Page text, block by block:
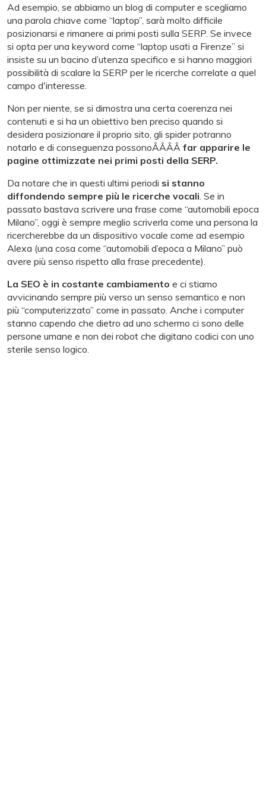
Ad esempio, se abbiamo un blog di computer e scegliamo
una parola chiave come “laptop”, sarà molto difficile
posizionarsi e rimanere ai primi posti sulla SERP. Se invece
si opta per una keyword come “laptop usati a Firenze” si
insiste su un bacino d’utenza specifico e si hanno maggiori
possibilità di scalare la SERP per le ricerche correlate a quel
campo d'interesse.
Non per niente, se si dimostra una certa coerenza nei
contenuti e si ha un obiettivo ben preciso quando si
desidera posizionare il proprio sito, gli spider potranno
notarlo e di conseguenza possonoÂÂÂÂ far apparire le
pagine ottimizzate nei primi posti della SERP.
Da notare che in questi ultimi periodi si stanno
diffondendo sempre più le ricerche vocali . Se in
passato bastava scrivere una frase come “automobili epoca
Milano”, oggi è sempre meglio scriverla come una persona la
ricercherebbe da un dispositivo vocale come ad esempio
Alexa (una cosa come “automobili d’epoca a Milano” può
avere più senso rispetto alla frase precedente).
La SEO è in costante cambiamento e ci stiamo
avvicinando sempre più verso un senso semantico e non
più “computerizzato” come in passato. Anche i computer
stanno capendo che dietro ad uno schermo ci sono delle
persone umane e non dei robot che digitano codici con uno
sterile senso logico.